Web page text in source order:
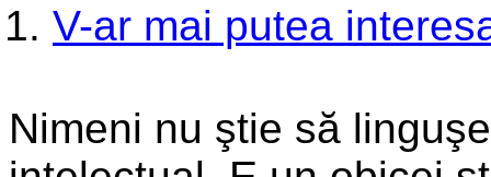
V-ar mai putea
Nimeni nu ştie să